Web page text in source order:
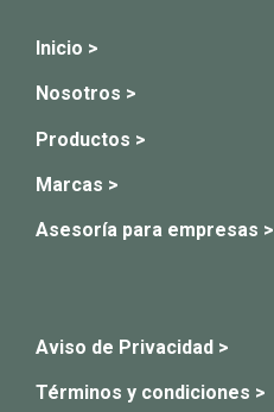
Inicio >
Nosotros >
Productos >
Marcas >
Asesoría para empresas >
Aviso de Privacidad >
Términos y condiciones >